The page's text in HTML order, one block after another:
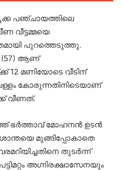
പഞ്ചായത്തിലെ
വീട്ടമ്മയെ
പുറത്തെടുത്തു.
(57) ആണ്
12 മണിയോടെ വീടിന്
കോരുന്നതിനിടെയാണ്
വീണത്.
ഭർത്താവ് മോഹനൻ ഉടൻ
ശാന്തയെ മുങ്ങിപ്പോകാതെ
തുടർന്ന്
അഗ്നിരക്ഷാസേനയും